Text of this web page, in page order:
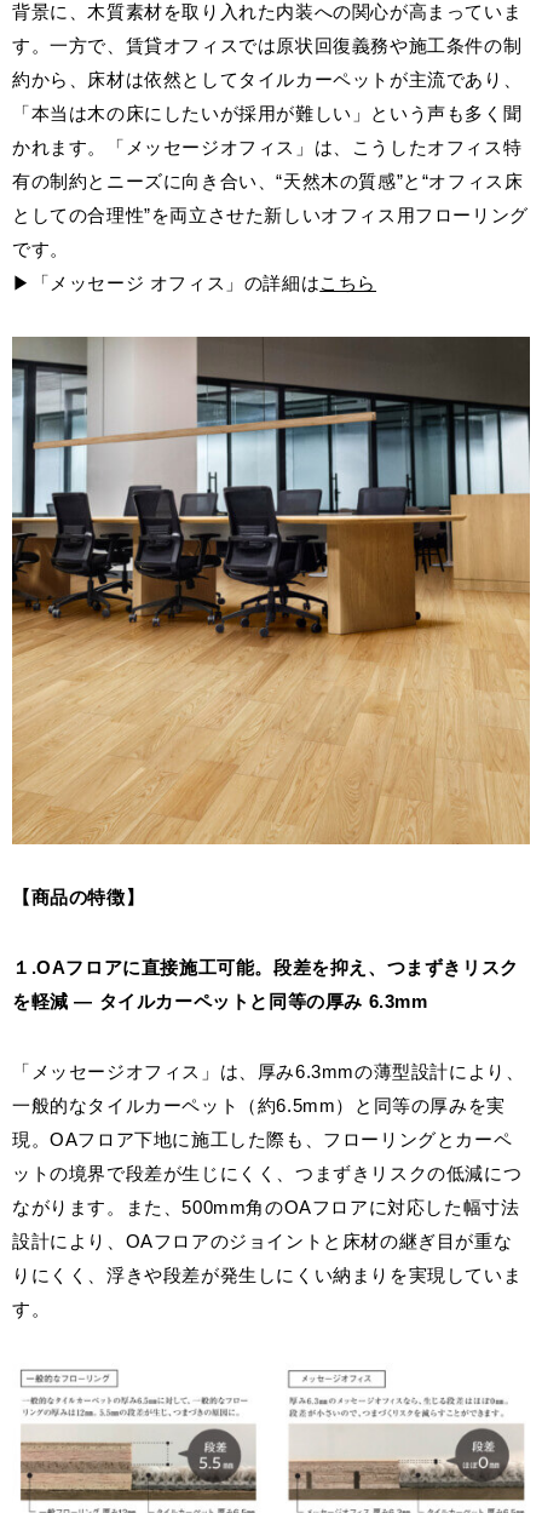
プロユーザーサイト for Professional
フローリングリフォームお悩み解決サイト
フローリング総合研究所
採用情報
ENGLISH
背景に、木質素材を取り入れた内装への関心が高まっていま
す。一方で、賃貸オフィスでは原状回復義務や施工条件の制
約から、床材は依然としてタイルカーペットが主流であり、
「本当は木の床にしたいが採用が難しい」という声も多く聞
かれます。「メッセージオフィス」は、こうしたオフィス特
有の制約とニーズに向き合い、“天然木の質感”と“オフィス床
としての合理性”を両立させた新しいオフィス用フローリング
です。
▶「メッセージ オフィス」の詳細はこちら
【商品の特徴】
１.OAフロアに直接施工可能。段差を抑え、つまずきリスク
を軽減 ― タイルカーペットと同等の厚み 6.3mm
「メッセージオフィス」は、厚み6.3mmの薄型設計により、
一般的なタイルカーペット（約6.5mm）と同等の厚みを実
現。OAフロア下地に施工した際も、フローリングとカーペ
ットの境界で段差が生じにくく、つまずきリスクの低減につ
ながります。また、500mm角のOAフロアに対応した幅寸法
設計により、OAフロアのジョイントと床材の継ぎ目が重な
りにくく、浮きや段差が発生しにくい納まりを実現していま
す。